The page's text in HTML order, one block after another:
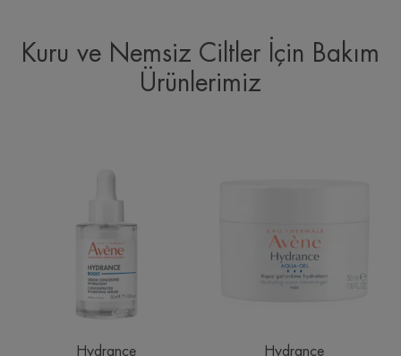
Kuru ve Nemsiz Ciltler İçin Bakım
Ürünlerimiz
Nemlendirici
Serum
Hydrance
İhtiyacı
olan
Tüm
Ciltler
Hydrance